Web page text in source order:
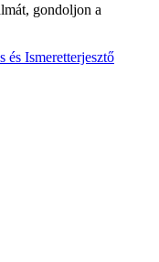
gondoljon a
és Ismeretterjesztő